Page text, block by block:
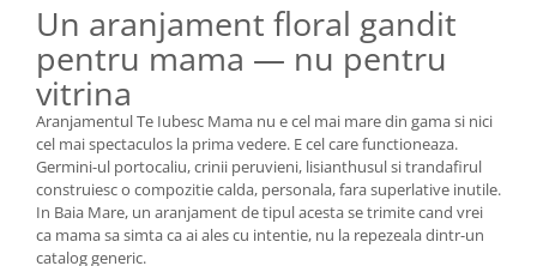
Un aranjament floral gandit
pentru mama — nu pentru
vitrina
Aranjamentul Te Iubesc Mama nu e cel mai mare din gama si nici
cel mai spectaculos la prima vedere. E cel care functioneaza.
Germini-ul portocaliu, crinii peruvieni, lisianthusul si trandafirul
construiesc o compozitie calda, personala, fara superlative inutile.
In Baia Mare, un aranjament de tipul acesta se trimite cand vrei
ca mama sa simta ca ai ales cu intentie, nu la repezeala dintr-un
catalog generic.